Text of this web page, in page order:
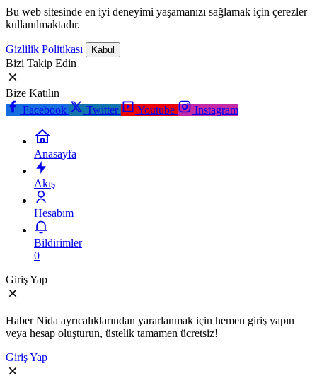
Bu web sitesinde en iyi deneyimi yaşamanızı sağlamak için çerezler
kullanılmaktadır.
Gizlilik Politikası Kabul
Bizi Takip Edin
Bize Katılın
Facebook
Twitter Youtube Instagram
Anasayfa
Akış
Hesabım
Bildirimler
0
Giriş Yap
Haber Nida ayrıcalıklarından yararlanmak için hemen giriş yapın
veya hesap oluşturun, üstelik tamamen ücretsiz!
Giriş Yap